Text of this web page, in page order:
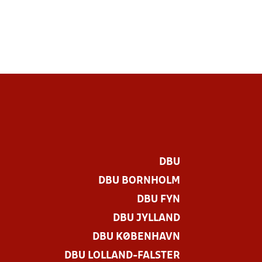
DBU
DBU BORNHOLM
DBU FYN
DBU JYLLAND
DBU KØBENHAVN
DBU LOLLAND-FALSTER